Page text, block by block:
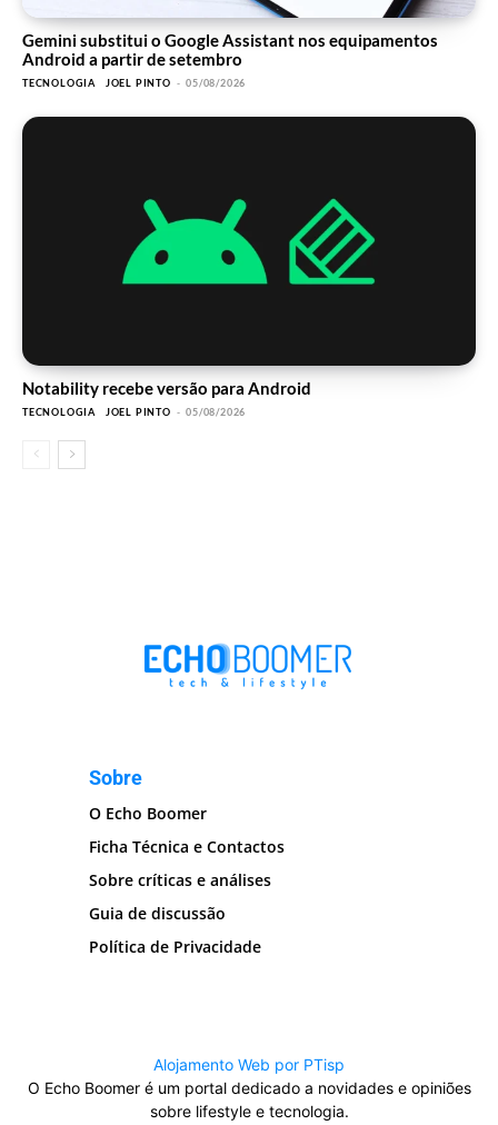
Gemini substitui o Google Assistant nos equipamentos
Android a partir de setembro
TECNOLOGIA JOEL PINTO - 05/08/2026
Notability recebe versão para Android
TECNOLOGIA JOEL PINTO - 05/08/2026
Sobre
O Echo Boomer
Ficha Técnica e Contactos
Sobre críticas e análises
Guia de discussão
Política de Privacidade
Alojamento Web por PTisp
O Echo Boomer é um portal dedicado a novidades e opiniões
sobre lifestyle e tecnologia.